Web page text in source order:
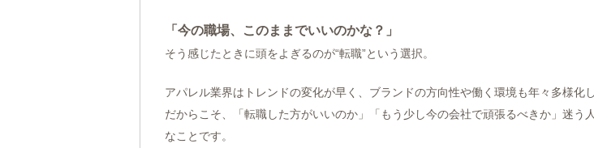
「今の職場、このままでいいのかな？」
そう感じたときに頭をよぎるのが“転職”という選択。
アパレル業界はトレンドの変化が早く、ブランドの方向性や働く環境も年々多様化し
だからこそ、「転職した方がいいのか」「もう少し今の会社で頑張るべきか」迷う
なことです。